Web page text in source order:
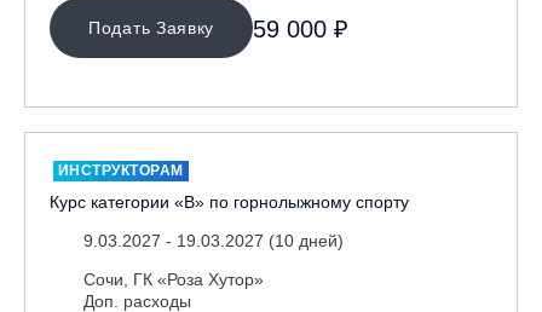
Подать Заявку 59 000 ₽
ИНСТРУКТОРАМ
Курс категории «В» по горнолыжному спорту
9.03.2027 - 19.03.2027 (10 дней)
Сочи, ГК «Роза Хутор»
Доп. расходы